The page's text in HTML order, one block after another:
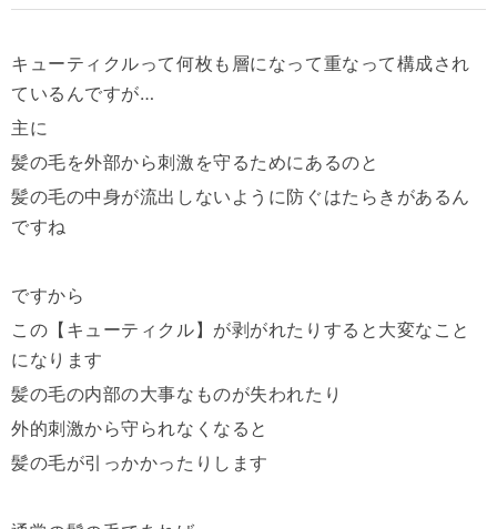
キューティクルって何枚も層になって重なって構成され
ているんですが…
主に
髪の毛を外部から刺激を守るためにあるのと
髪の毛の中身が流出しないように防ぐはたらきがあるん
ですね
ですから
この【キューティクル】が剥がれたりすると大変なこと
になります
髪の毛の内部の大事なものが失われたり
外的刺激から守られなくなると
髪の毛が引っかかったりします